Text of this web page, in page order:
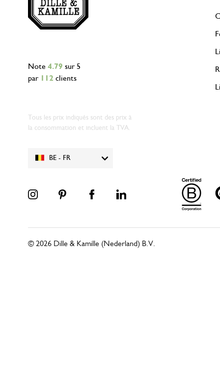
BE - FR
Note 4.79 sur 5
par
112 clients
Tous les prix indiqués sont des prix à
la consommation et incluent la TVA.
© 2026 Dille & Kamille (Nederland) B.V.